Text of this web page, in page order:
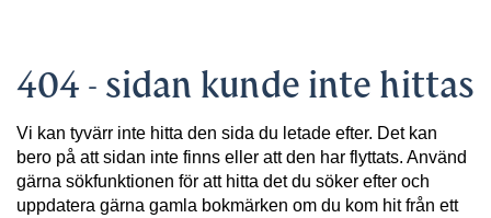
404 - sidan kunde inte hittas
Vi kan tyvärr inte hitta den sida du letade efter. Det kan
bero på att sidan inte finns eller att den har flyttats. Använd
gärna sökfunktionen för att hitta det du söker efter och
uppdatera gärna gamla bokmärken om du kom hit från ett